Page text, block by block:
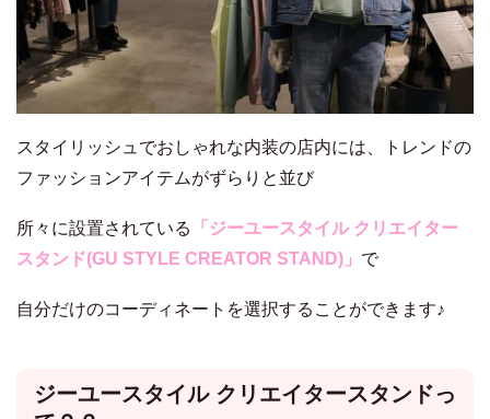
スタイリッシュでおしゃれな内装の店内には、トレンドの
ファッションアイテムがずらりと並び
所々に設置されている
「ジーユースタイル クリエイター
スタンド(GU STYLE CREATOR STAND)」 で
自分だけのコーディネートを選択することができます♪
ジーユースタイル クリエイタースタンドっ